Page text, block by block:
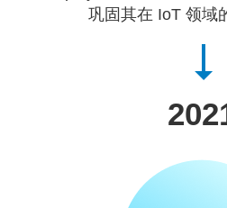
巩固其在 IoT 领域